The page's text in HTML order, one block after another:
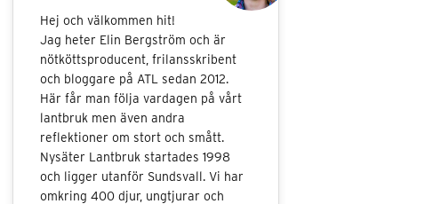
Hej och välkommen hit!
Jag heter Elin Bergström och är
nötköttsproducent, frilansskribent
och bloggare på ATL sedan 2012.
Här får man följa vardagen på vårt
lantbruk men även andra
reflektioner om stort och smått.
Nysäter Lantbruk startades 1998
och ligger utanför Sundsvall. Vi har
omkring 400 djur, ungtjurar och